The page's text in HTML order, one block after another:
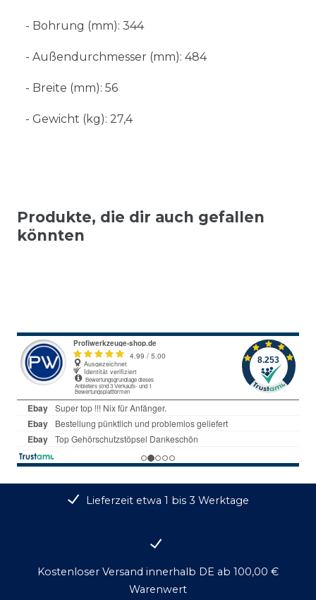
- Bohrung (mm): 344
- Außendurchmesser (mm): 484
- Breite (mm): 56
- Gewicht (kg): 27,4
Produkte, die dir auch gefallen
könnten
Lieferzeit etwa 1 bis 3 Werktage
Kostenloser Versand innerhalb DE ab 100,00 €
Warenwert